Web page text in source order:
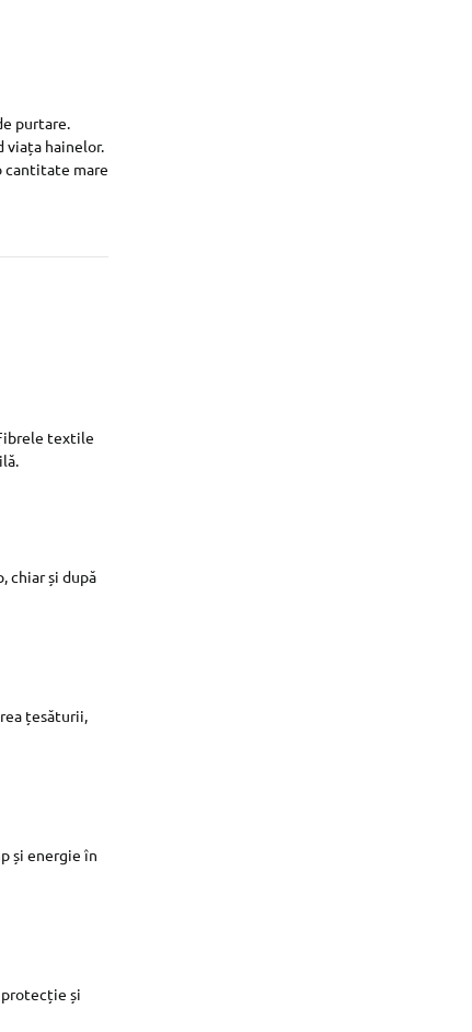
purtare.
viața hainelor.
cantitate mare
textile
chiar și după
țesăturii,
și energie în
și